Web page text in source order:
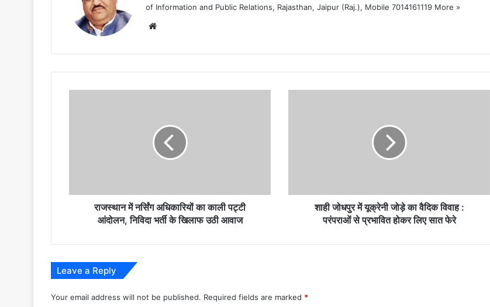
of Information and Public Relations, Rajasthan, Jaipur (Raj.), Mobile 7014161119 More »
निविदा
उठी
राजस्थान में नर्सिंग अधिकारियों का काली पट्टी
आंदोलन, निविदा भर्ती के खिलाफ उठी आवाज
:
होकर
शाही जोधपुर में यूक्रेनी जोड़े का वैदिक विवाह :
परंपराओं से प्रभावित होकर लिए सात फेरे
Leave a Reply
Your email address will not be published. Required fields are marked *